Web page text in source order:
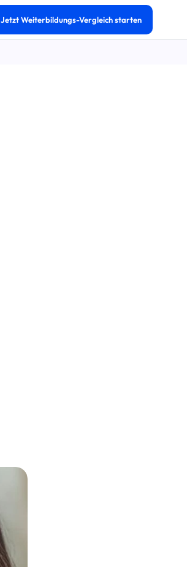
Jetzt Weiterbildungs-Vergleich starten